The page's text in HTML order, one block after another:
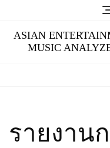
content
ASIAN
MUSIC
รายงาน